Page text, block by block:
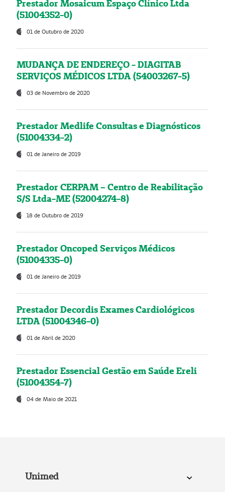
Prestador Mosaicum Espaço Clínico Ltda
(51004352-0)
01 de Outubro de 2020
MUDANÇA DE ENDEREÇO - DIAGITAB
SERVIÇOS MÉDICOS LTDA (54003267-5)
03 de Novembro de 2020
Prestador Medlife Consultas e Diagnósticos
(51004334-2)
01 de Janeiro de 2019
Prestador CERPAM – Centro de Reabilitação
S/S Ltda-ME (52004274-8)
18 de Outubro de 2019
Prestador Oncoped Serviços Médicos
(51004335-0)
01 de Janeiro de 2019
Prestador Decordis Exames Cardiológicos
LTDA (51004346-0)
01 de Abril de 2020
Prestador Essencial Gestão em Saúde Ereli
(51004354-7)
04 de Maio de 2021
Unimed